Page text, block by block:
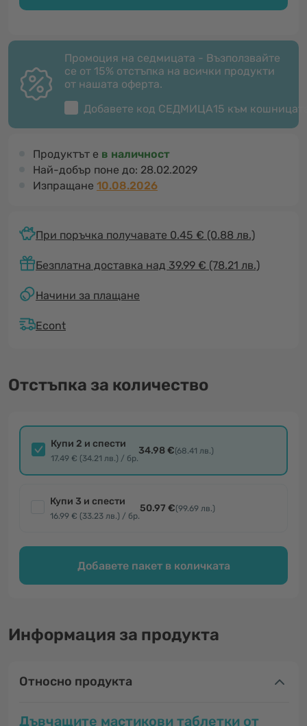
Промоция на седмицата - Възползвайте
се от 15% отстъпка на всички продукти
от нашата оферта.
Добавете код СЕДМИЦА15 към
Продуктът е в наличност
Най-добър поне до: 28.02.2029
Изпращане 10.08.2026
При поръчка получавате 0.45 € (0.88 лв.)
Безплатна доставка над 39.99 € (78.21 лв.)
Начини за плащане
Econt
Отстъпка за количество
Купи 2 и спести
17.49 € (34.21 лв.) / бр.
34.98 €(68.41 лв.)
Купи 3 и спести
16.99 € (33.23 лв.) / бр.
50.97 €(99.69 лв.)
Добавете пакет в количката
Информация за продукта
Относно продукта
Дъвчащите мастикови таблетки от